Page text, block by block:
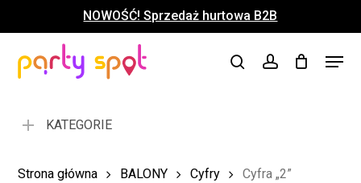
to
content
NOWOŚĆ! Sprzedaż hurtowa B2B
searchaccount
Menu
Koszyk Close
KATEGORIE
Strona główna BALONY Cyfry
Cyfra „2”
Menu